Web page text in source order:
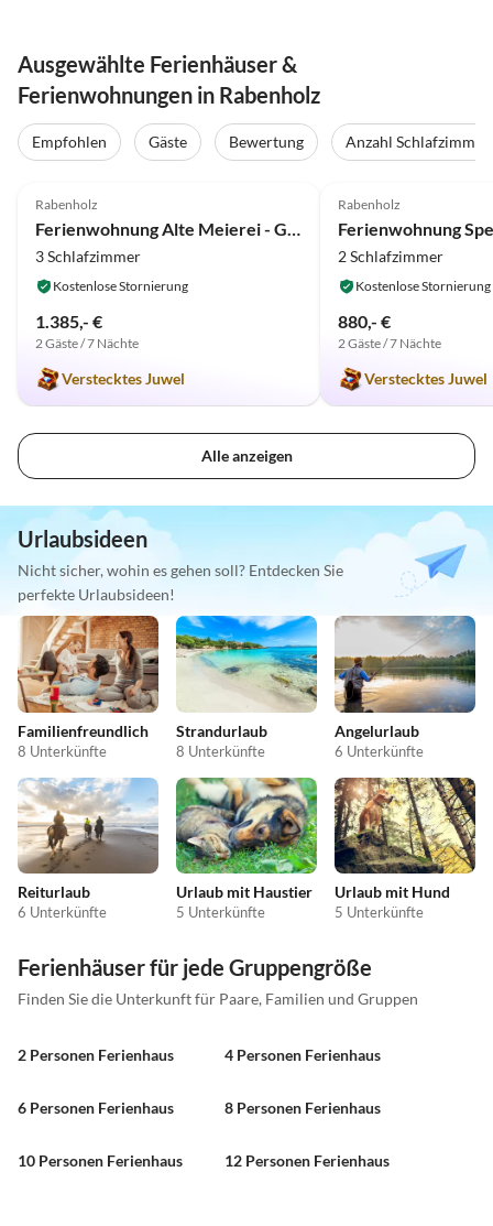
Ausgewählte Ferienhäuser &
Ferienwohnungen in Rabenholz
Empfohlen Gäste Bewertung Anzahl Schlafzimmer
Hundefreundlich
Rabenholz
3 Schlafzimmer
Kostenlose Stornierung
1.385,- €
2 Gäste / 7 Nächte
Verstecktes Juwel
Rabenholz
2 Schlafzimmer
Kostenlose Stornierung
880,- €
2 Gäste / 7 Nächte
Verstecktes Juwel
Alle anzeigen
Urlaubsideen
Nicht sicher, wohin es gehen soll? Entdecken Sie
perfekte Urlaubsideen!
Familienfreundlich
8 Unterkünfte
Strandurlaub
8 Unterkünfte
Angelurlaub
6 Unterkünfte
Reiturlaub
6 Unterkünfte
Urlaub mit Haustier
5 Unterkünfte
Urlaub mit Hund
5 Unterkünfte
Ferienhäuser für jede Gruppengröße
Finden Sie die Unterkunft für Paare, Familien und Gruppen
2 Personen Ferienhaus 4 Personen Ferienhaus
6 Personen Ferienhaus 8 Personen Ferienhaus
10 Personen Ferienhaus 12 Personen Ferienhaus